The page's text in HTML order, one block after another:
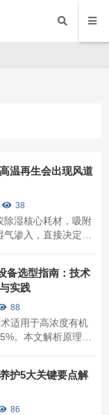
温再生会出现风道
38
除湿核心耗材，吸附
渗入，直接决定低
观察风道无积水，便
。
备选型指南：技术
实践
88
适用于高浓度有机
。本文解析原理、
护5大关键要点解
86